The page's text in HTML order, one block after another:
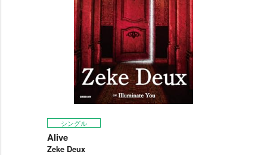
シングル
Alive
Zeke Deux